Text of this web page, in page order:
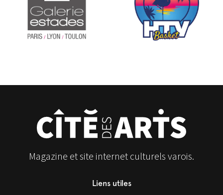
Magazine et site internet culturels varois.
Liens utiles